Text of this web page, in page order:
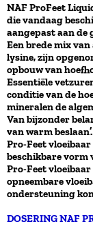
NAF ProFeet
die vandaag
aangepast aan
Een brede mix
lysine, zijn
opbouw van
Essentiële
conditie van de
mineralen de
Van bijzonder
van warm beslaan’.
Pro-Feet
beschikbare vorm
Pro-Feet
opneembare
ondersteuning
DOSERING NAF